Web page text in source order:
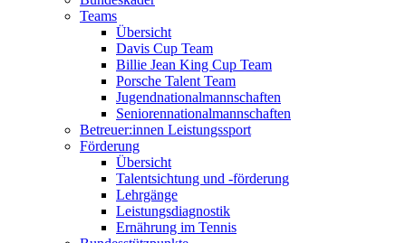
Teams
Übersicht
Davis Cup Team
Billie Jean King Cup Team
Porsche Talent Team
Jugendnationalmannschaften
Seniorennationalmannschaften
Betreuer:innen Leistungssport
Förderung
Übersicht
Talentsichtung und -förderung
Lehrgänge
Leistungsdiagnostik
Ernährung im Tennis